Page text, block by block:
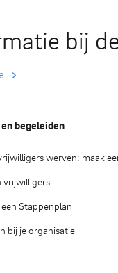
bij
begeleiden
werven: maak
vrijwilligers
Stappenplan
bij je organisatie